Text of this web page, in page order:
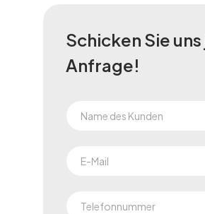
Schicken Sie
Anfrage!